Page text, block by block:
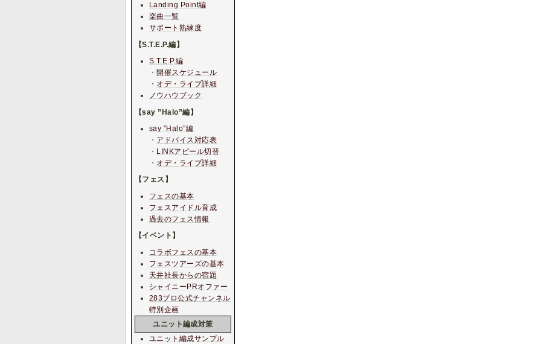
Landing Point編
楽曲一覧
サポート熟練度
【S.T.E.P.編】
S.T.E.P.編
・ 開催スケジュール
・ オデ・ライブ詳細
ノウハウブック
【say ”Halo”編】
say ”Halo”編
・ アドバイス対応表
・ LINKアピール切替
・ オデ・ライブ詳細
【フェス】
フェスの基本
フェスアイドル育成
過去のフェス情報
【イベント】
コラボフェスの基本
フェスツアーズの基本
天井社長からの宿題
シャイニーPRオファー
283プロ公式チャンネル
特別企画
ユニット編成対策
ユニット編成サンプル